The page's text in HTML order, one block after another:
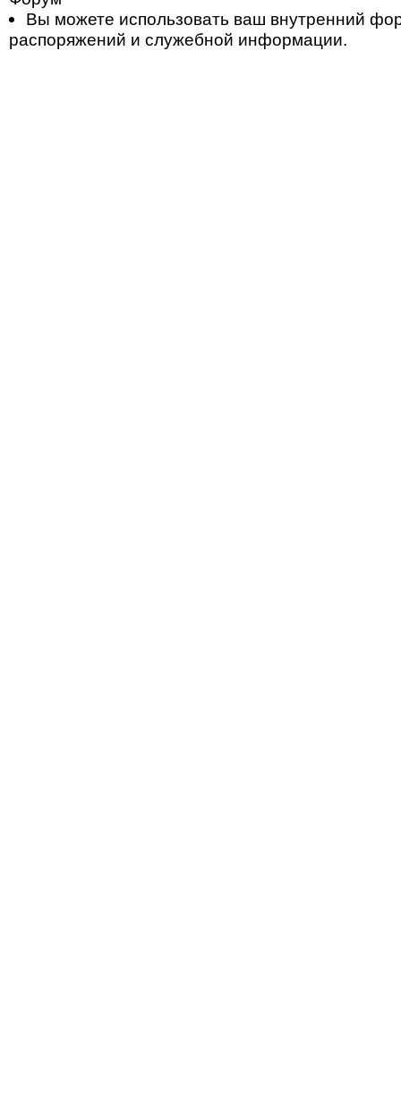
Вы можете использовать ваш внутренний
распоряжений и служебной информации.